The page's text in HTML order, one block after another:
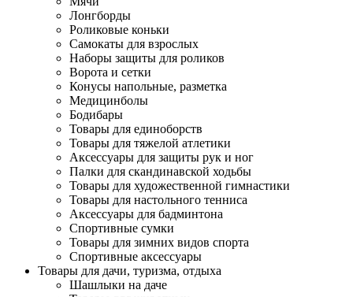
Лонгборды
Роликовые коньки
Самокаты для взрослых
Наборы защиты для роликов
Ворота и сетки
Конусы напольные, разметка
Медицинболы
Бодибары
Товары для единоборств
Товары для тяжелой атлетики
Аксессуары для защиты рук и ног
Палки для скандинавской ходьбы
Товары для художественной гимнастики
Товары для настольного тенниса
Аксессуары для бадминтона
Спортивные сумки
Товары для зимних видов спорта
Спортивные аксессуары
Товары для дачи, туризма, отдыха
Шашлыки на даче